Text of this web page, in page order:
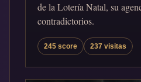
de la Lotería Natal, su
contradictorios.
245 score 237 visitas